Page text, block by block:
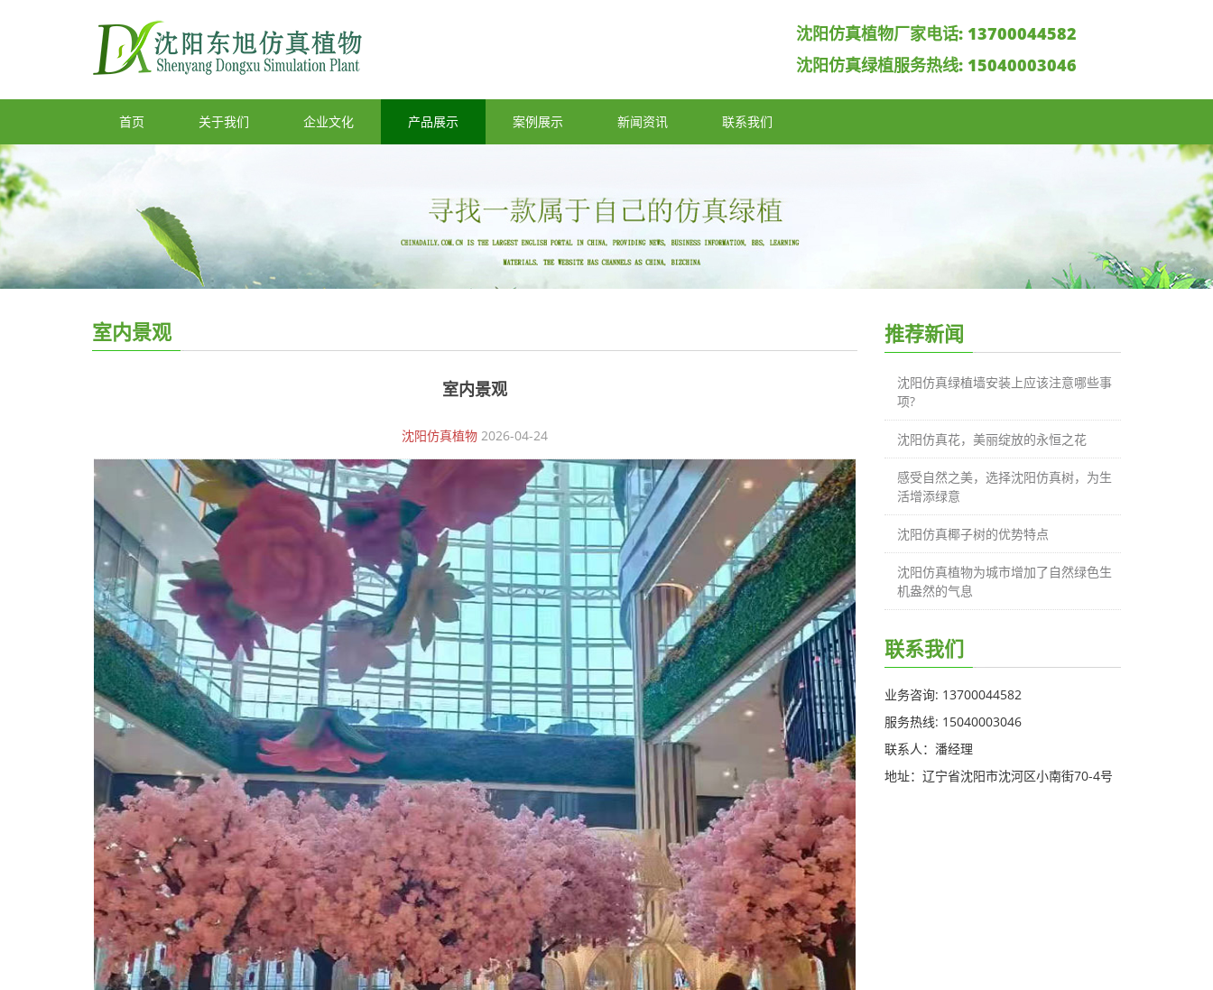
沈阳仿真植物厂家电话:
沈阳仿真绿植服务热线:
13700044582
15040003046
首页 关于我们 企业文化 产品展示 案例展示 新闻资讯 联系我们
室内景观
室内景观
沈阳仿真植物2026-04-24
推荐新闻
沈阳仿真绿植墙安装上应该注意哪些事
项?
沈阳仿真花，美丽绽放的永恒之花
感受自然之美，选择沈阳仿真树，为生
活增添绿意
沈阳仿真椰子树的优势特点
沈阳仿真植物为城市增加了自然绿色生
机盎然的气息
联系我们
业务咨询: 13700044582
服务热线: 15040003046
联系人：潘经理
地址：辽宁省沈阳市沈河区小南街70-4号